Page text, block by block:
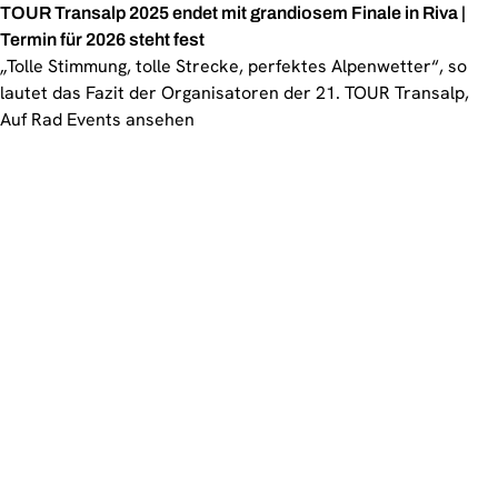
TOUR Transalp 2025 endet mit grandiosem Finale in Riva |
Termin für 2026 steht fest
„Tolle Stimmung, tolle Strecke, perfektes Alpenwetter“, so
lautet das Fazit der Organisatoren der 21. TOUR Transalp,
Auf Rad Events ansehen